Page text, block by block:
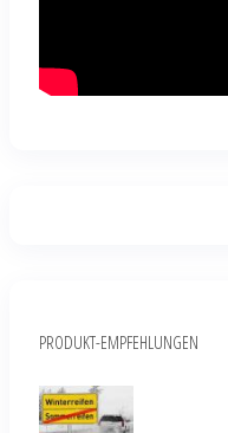
PRODUKT-EMPFEHLUNGEN